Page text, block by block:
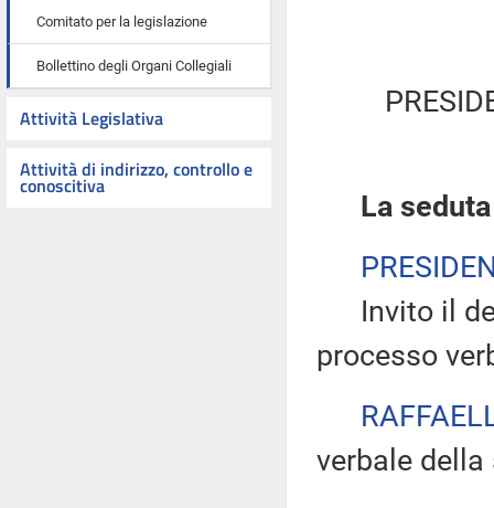
Comitato per la legislazione
Bollettino degli Organi Collegiali
Attività Legislativa
Attività di indirizzo, controllo e
conoscitiva
La
Invito il
processo
verbale